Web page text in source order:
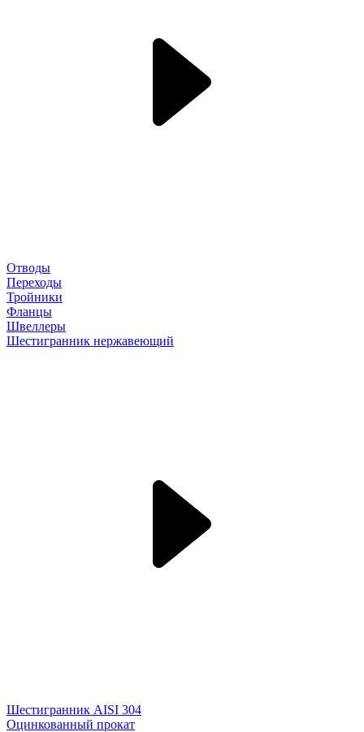
Отводы
Переходы
Тройники
Фланцы
Швеллеры
Шестигранник нержавеющий
Шестигранник AISI 304
Оцинкованный прокат